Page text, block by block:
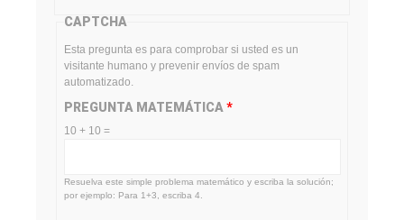
CAPTCHA
Esta pregunta es para comprobar si usted es un
visitante humano y prevenir envíos de spam
automatizado.
PREGUNTA MATEMÁTICA *
10 + 10 =
Resuelva este simple problema matemático y escriba la solución;
por ejemplo: Para 1+3, escriba 4.